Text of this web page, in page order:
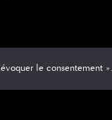
le consentement ».